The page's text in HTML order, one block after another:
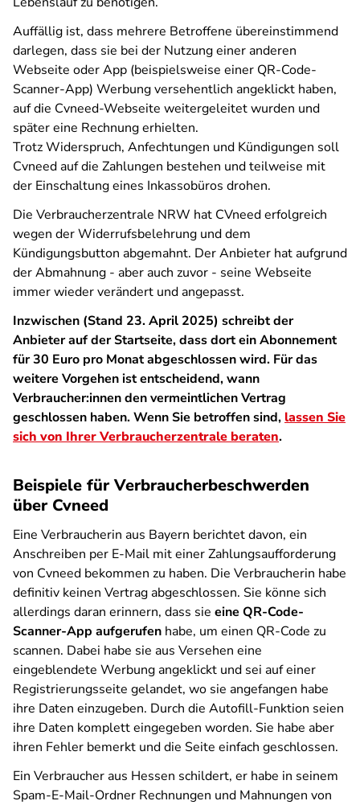
Auffällig ist, dass mehrere Betroffene übereinstimmend
darlegen, dass sie bei der Nutzung einer anderen
Webseite oder App (beispielsweise einer QR-Code-
Scanner-App) Werbung versehentlich angeklickt haben,
auf die Cvneed-Webseite weitergeleitet wurden und
später eine Rechnung erhielten.
Trotz Widerspruch, Anfechtungen und Kündigungen soll
Cvneed auf die Zahlungen bestehen und teilweise mit
der Einschaltung eines Inkassobüros drohen.
Die Verbraucherzentrale NRW hat CVneed erfolgreich
wegen der Widerrufsbelehrung und dem
Kündigungsbutton abgemahnt. Der Anbieter hat aufgrund
der Abmahnung - aber auch zuvor - seine Webseite
immer wieder verändert und angepasst.
Inzwischen (Stand 23. April 2025) schreibt der
Anbieter auf der Startseite, dass dort ein Abonnement
für 30 Euro pro Monat abgeschlossen wird. Für das
weitere Vorgehen ist entscheidend, wann
Verbraucher:innen den vermeintlichen Vertrag
geschlossen haben. Wenn Sie betroffen sind, lassen Sie
sich von Ihrer Verbraucherzentrale beraten.
Beispiele für Verbraucherbeschwerden
über Cvneed
Eine Verbraucherin aus Bayern berichtet davon, ein
Anschreiben per E-Mail mit einer Zahlungsaufforderung
von Cvneed bekommen zu haben. Die Verbraucherin habe
definitiv keinen Vertrag abgeschlossen. Sie könne sich
allerdings daran erinnern, dass sie eine QR-Code-
Scanner-App aufgerufen habe, um einen QR-Code zu
scannen. Dabei habe sie aus Versehen eine
eingeblendete Werbung angeklickt und sei auf einer
Registrierungsseite gelandet, wo sie angefangen habe
ihre Daten einzugeben. Durch die Autofill-Funktion seien
ihre Daten komplett eingegeben worden. Sie habe aber
ihren Fehler bemerkt und die Seite einfach geschlossen.
Ein Verbraucher aus Hessen schildert, er habe in seinem
Spam-E-Mail-Ordner Rechnungen und Mahnungen von